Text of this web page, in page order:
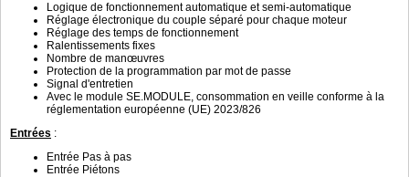
Logique de fonctionnement automatique et semi-automatique
Réglage électronique du couple séparé pour chaque moteur
Réglage des temps de fonctionnement
Ralentissements fixes
Nombre de manœuvres
Protection de la programmation par mot de passe
Signal d'entretien
Avec le module SE.MODULE, consommation en veille conforme à la
réglementation européenne (UE) 2023/826
Entrées :
Entrée Pas à pas
Entrée Piétons